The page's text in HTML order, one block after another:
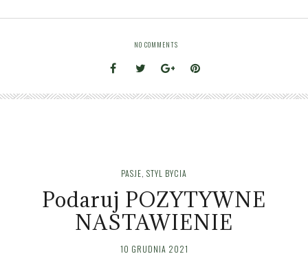
NO COMMENTS
PASJE, STYL BYCIA
Podaruj POZYTYWNE
NASTAWIENIE
10 GRUDNIA 2021